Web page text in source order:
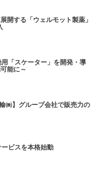
開する「ウェルモット製薬」
「スケーター」を開発・導
能に～
㈱】グループ会社で販売力の
ビスを本格始動